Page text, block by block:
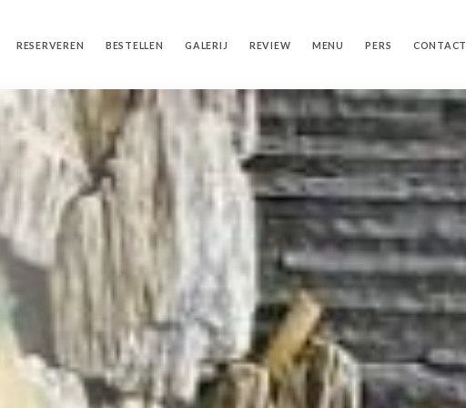
RESERVEREN BESTELLEN GALERIJ REVIEW MENU PERS CONTACT